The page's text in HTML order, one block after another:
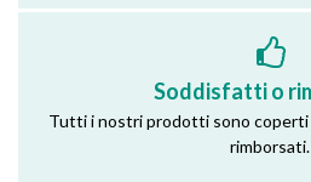
Soddisfatti o
Tutti i nostri prodotti sono coperti
rimborsati.